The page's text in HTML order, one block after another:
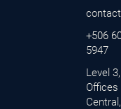
+506
5947
Level
Offices